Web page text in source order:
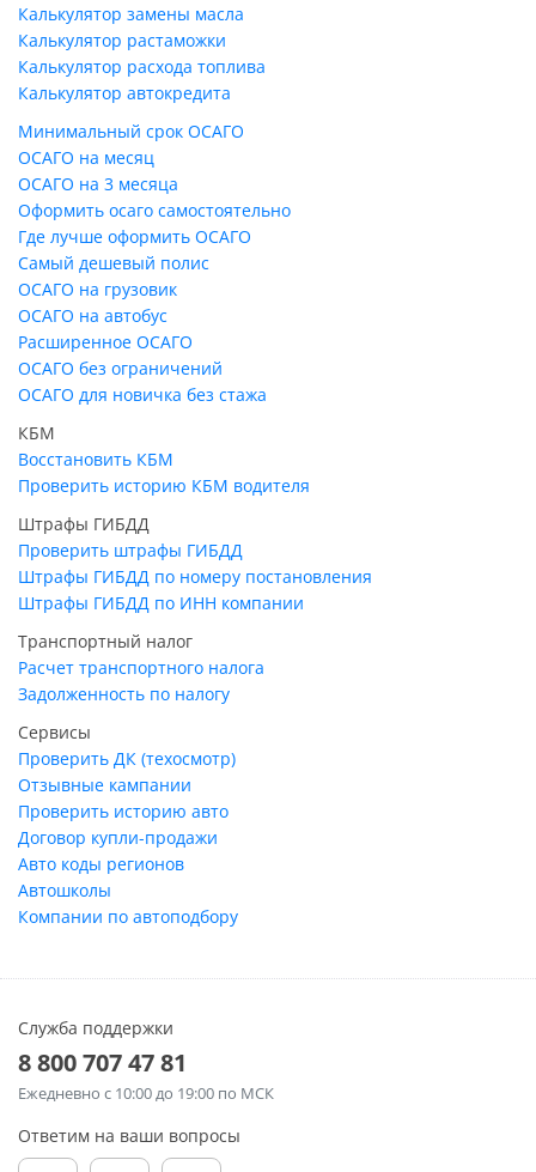
Калькулятор замены масла
Калькулятор растаможки
Калькулятор расхода топлива
Калькулятор автокредита
Минимальный срок ОСАГО
ОСАГО на месяц
ОСАГО на 3 месяца
Оформить осаго самостоятельно
Где лучше оформить ОСАГО
Самый дешевый полис
ОСАГО на грузовик
ОСАГО на автобус
Расширенное ОСАГО
ОСАГО без ограничений
ОСАГО для новичка без стажа
КБМ
Восстановить КБМ
Проверить историю КБМ водителя
Штрафы ГИБДД
Проверить штрафы ГИБДД
Штрафы ГИБДД по номеру постановления
Штрафы ГИБДД по ИНН компании
Транспортный налог
Расчет транспортного налога
Задолженность по налогу
Сервисы
Проверить ДК (техосмотр)
Отзывные кампании
Проверить историю авто
Договор купли-продажи
Авто коды регионов
Автошколы
Компании по автоподбору
Служба поддержки
8 800 707 47 81
Ежедневно с 10:00 до 19:00 по МСК
Ответим на ваши вопросы